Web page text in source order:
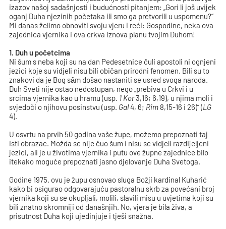
izazov našoj sadašnjosti i budućnosti pitanjem: „Gori li još uvijek
oganj Duha njezinih početaka ili smo ga pretvorili u uspomenu?“
Mi danas želimo obnoviti svoju vjeru i reći: Gospodine, neka ova
zajednica vjernika i ova crkva iznova planu tvojim Duhom!
1. Duh u početcima
Ni šum s neba koji su na dan Pedesetnice čuli apostoli ni ognjeni
jezici koje su vidjeli nisu bili običan prirodni fenomen. Bili su to
znakovi da je Bog sȃm došao nastaniti se usred svoga naroda.
Duh Sveti nije ostao nedostupan, nego „prebiva u Crkvi i u
srcima vjernika kao u hramu (usp. 1 Kor3,16; 6,19), u njima moli i
svjedoči o njihovu posinstvu (usp. Gal4, 6; Rim 8,15-16 i 26)“ (LG
4).
U osvrtu na prvih 50 godina vaše župe, možemo prepoznati taj
isti obrazac. Možda se nije čuo šum i nisu se vidjeli razdijeljeni
jezici, ali je u životima vjernika i putu ove župne zajednice bilo
itekako moguće prepoznati jasno djelovanje Duha Svetoga.
Godine 1975. ovu je župu osnovao sluga Božji kardinal Kuharić
kako bi osigurao odgovarajuću pastoralnu skrb za povećani broj
vjernika koji su se okupljali, molili, slavili misu u uvjetima koji su
bili znatno skromniji od današnjih. No, vjera je bila živa, a
prisutnost Duha koji ujedinjuje i tješi snažna.